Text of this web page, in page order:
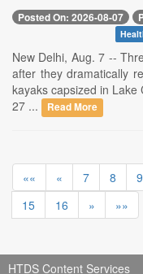
Posted On: 2026-08-07
New Delhi, Aug. 7 --
after they dramatically
kayaks capsized in
27 ...
Read More
«« « 7 8 9
15
16 » »»
HTDS Content Services